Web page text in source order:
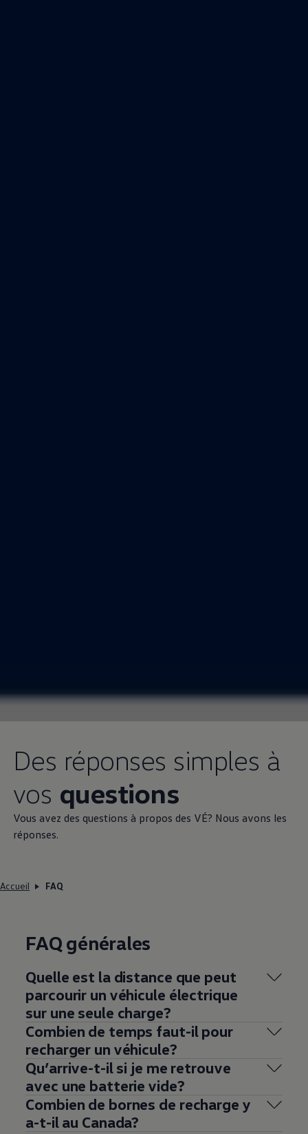
Des réponses simples à
vos questions
Vous avez des questions à propos des VÉ? Nous avons les
réponses.
Accueil FAQ
FAQ générales
Quelle est la distance que peut
parcourir un véhicule électrique
sur une seule charge?
Combien de temps faut-il pour
recharger un véhicule?
Qu’arrive-t-il si je me retrouve
avec une batterie vide?
Combien de bornes de recharge y
a-t-il au Canada?